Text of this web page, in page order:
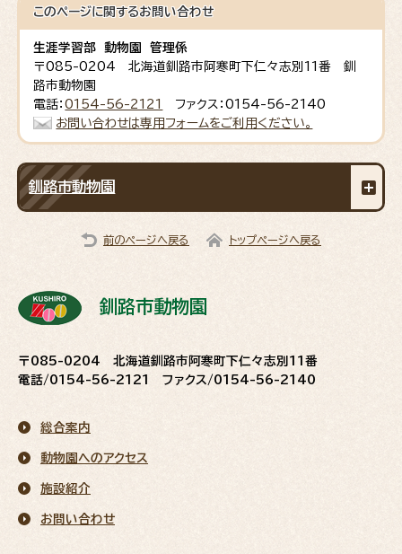
このページに関するお問い合わせ
生涯学習部 動物園 管理係
〒085-0204 北海道釧路市阿寒町下仁々志別11番 釧
路市動物園
電話：0154-56-2121
ファクス：0154-56-2140
お問い合わせは専用フォームをご利用ください。
釧路市動物園
前のページへ戻る トップページへ戻る
釧路市動物園
〒085-0204 北海道釧路市阿寒町下仁々志別11番
電話/0154-56-2121 ファクス/0154-56-2140
総合案内
動物園へのアクセス
施設紹介
お問い合わせ